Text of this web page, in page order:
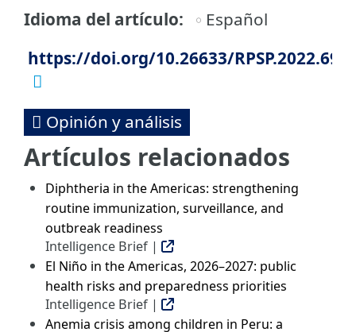
Idioma del artículo
Español
https://doi.org/10.26633/RPSP.2022.69
Opinión y análisis
Artículos relacionados
Diphtheria in the Americas: strengthening
routine immunization, surveillance, and
outbreak readiness
Intelligence Brief |
El Niño in the Americas, 2026–2027: public
health risks and preparedness priorities
Intelligence Brief |
Anemia crisis among children in Peru: a